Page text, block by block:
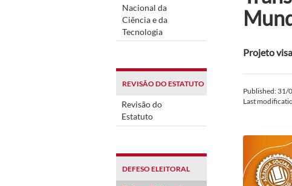
Nacional da
Ciência e da
Tecnologia
REVISÃO DO ESTATUTO
Revisão do
Estatuto
DEFESO ELEITORAL
Projeto
Published:
Last